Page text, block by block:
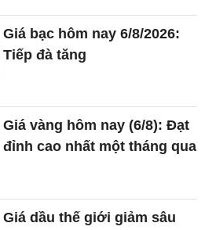
Giá bạc hôm nay 6/8/2026:
Tiếp đà tăng
Giá vàng hôm nay (6/8): Đạt
đỉnh cao nhất một tháng qua
Giá dầu thế giới giảm sâu